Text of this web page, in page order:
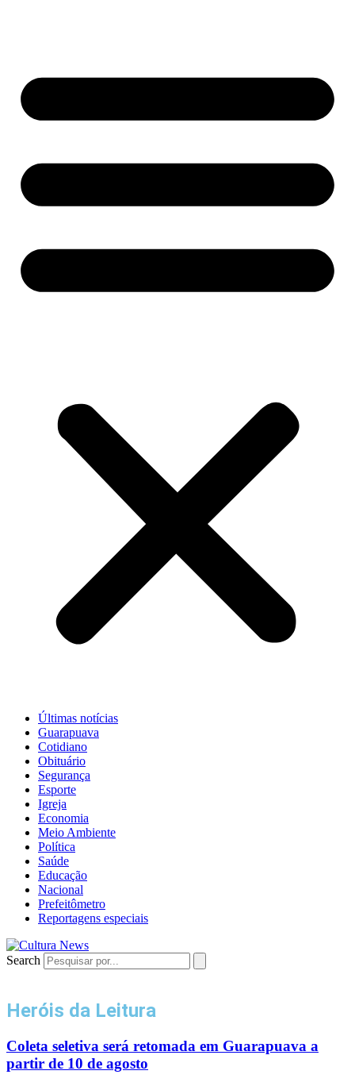
Últimas notícias
Guarapuava
Cotidiano
Obituário
Segurança
Esporte
Igreja
Economia
Meio Ambiente
Política
Saúde
Educação
Nacional
Prefeitômetro
Reportagens especiais
Search
Heróis da Leitura
Coleta seletiva será retomada em Guarapuava a
partir de 10 de agosto